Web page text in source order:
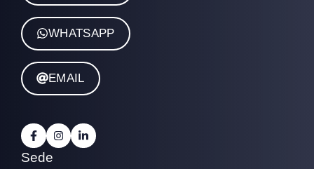
WHATSAPP
EMAIL
Sede